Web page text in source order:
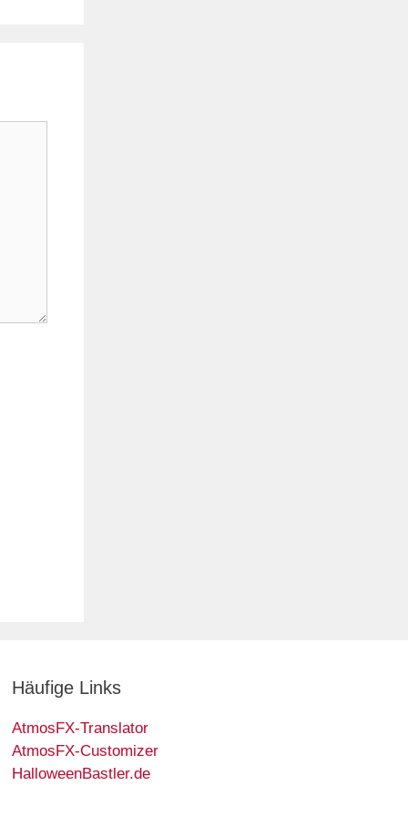
Häufige Links
AtmosFX-Translator
AtmosFX-Customizer
HalloweenBastler.de